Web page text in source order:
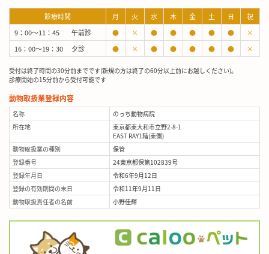
診療時間 月 火 水 木 金 土 日
祝
9：00～11：45
午前診 ● × ● ● ● ● ●
×
16：00～19：30
夕診 ● × ● ● ● ● ● ×
受付は終了時間の30分前までです(新規の方は終了の60分以上前にお越しください)。
診療開始の15分前から受付可能です
動物取扱業登録内容
名称
のっち動物病院
所在地
東京都東大和市立野2-8-1
EAST RAY1階(東側)
動物取扱業の種別
保管
登録番号
24東京都保第102839号
登録年月日
令和6年9月12日
登録の有効期間の末日
令和11年9月11日
動物取扱責任者の名前
小野佳輝